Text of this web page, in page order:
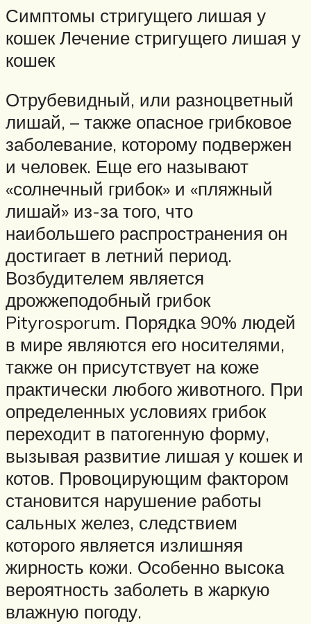
Симптомы стригущего лишая у
кошек Лечение стригущего лишая у
кошек
Отрубевидный, или разноцветный
лишай, – также опасное грибковое
заболевание, которому подвержен
и человек. Еще его называют
«солнечный грибок» и «пляжный
лишай» из-за того, что
наибольшего распространения он
достигает в летний период.
Возбудителем является
дрожжеподобный грибок
Pityrosporum. Порядка 90% людей
в мире являются его носителями,
также он присутствует на коже
практически любого животного. При
определенных условиях грибок
переходит в патогенную форму,
вызывая развитие лишая у кошек и
котов. Провоцирующим фактором
становится нарушение работы
сальных желез, следствием
которого является излишняя
жирность кожи. Особенно высока
вероятность заболеть в жаркую
влажную погоду.